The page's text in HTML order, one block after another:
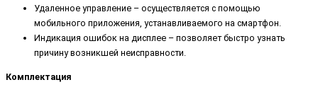
Удаленное управление – осуществляется с помощью
мобильного приложения, устанавливаемого на смартфон.
Индикация ошибок на дисплее – позволяет быстро узнать
причину возникшей неисправности.
Комплектация